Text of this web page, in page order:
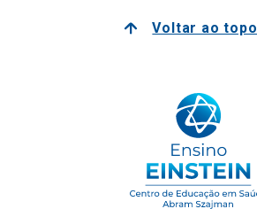
Voltar ao topo